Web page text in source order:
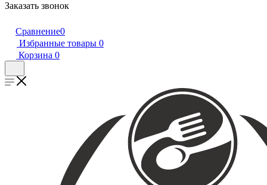
Заказать звонок
Сравнение0
Избранные товары 0
Корзина 0